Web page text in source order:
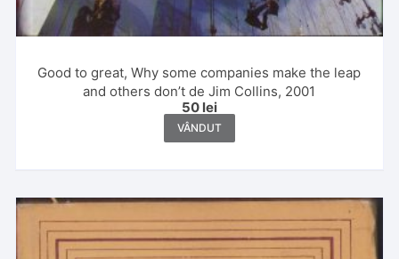
Good to great, Why some companies make the leap
and others don’t de Jim Collins, 2001
50 lei
VÂNDUT